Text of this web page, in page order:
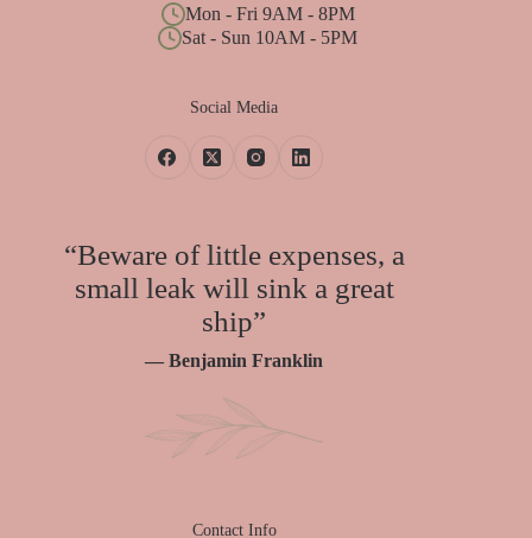
Mon - Fri 9AM - 8PM
Sat - Sun 10AM - 5PM
Social Media
“Beware of little expenses, a
small leak will sink a great
ship”
— Benjamin Franklin
Contact Info